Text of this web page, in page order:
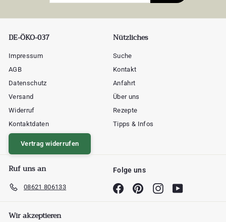
DE-ÖKO-037
Impressum
AGB
Datenschutz
Versand
Widerruf
Kontaktdaten
Vertrag widerrufen
Nützliches
Suche
Kontakt
Anfahrt
Über uns
Rezepte
Tipps & Infos
Ruf uns an
08621 806133
Folge uns
FacebookPinterestInstagramYouTube
Wir akzeptieren